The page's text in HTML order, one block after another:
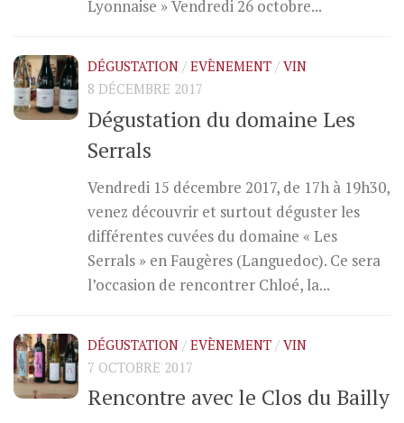
Lyonnaise » Vendredi 26 octobre...
DÉGUSTATION / EVÈNEMENT / VIN
8 DÉCEMBRE 2017
Dégustation du domaine Les
Serrals
Vendredi 15 décembre 2017, de 17h à 19h30,
venez découvrir et surtout déguster les
différentes cuvées du domaine « Les
Serrals » en Faugères (Languedoc). Ce sera
l’occasion de rencontrer Chloé, la...
DÉGUSTATION / EVÈNEMENT / VIN
7 OCTOBRE 2017
Rencontre avec le Clos du Bailly